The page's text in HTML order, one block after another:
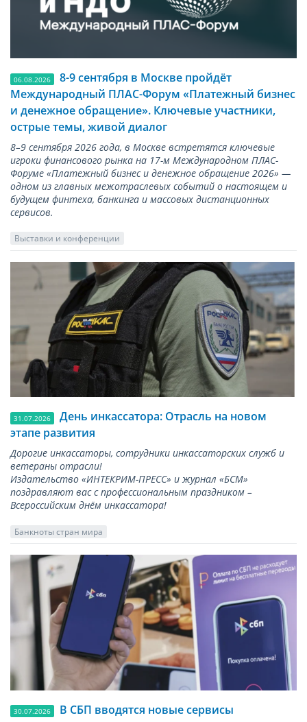
06.08.2026
8-9 сентября в Москве пройдёт
Международный ПЛАС-Форум «Платежный бизнес
и денежное обращение». Ключевые участники,
острые темы, живой диалог
8–9 сентября 2026 года, в Москве встретятся ключевые
игроки финансового рынка на 17-м Международном ПЛАС-
Форуме «Платежный бизнес и денежное обращение 2026» —
одном из главных межотраслевых событий о настоящем и
будущем финтеха, банкинга и массовых дистанционных
сервисов.
Выставки и конференции
31.07.2026
День инкассатора: Отрасль на новом
этапе развития
Дорогие инкассаторы, сотрудники инкассаторских служб и
ветераны отрасли!
Издательство «ИНТЕКРИМ-ПРЕСС» и журнал «БСМ»
поздравляют вас с профессиональным праздником –
Всероссийским днём инкассатора!
Банкноты стран мира
30.07.2026 В СБП вводятся новые сервисы